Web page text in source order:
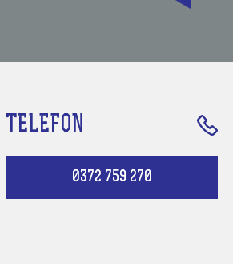
TELEFON
0372 759 270